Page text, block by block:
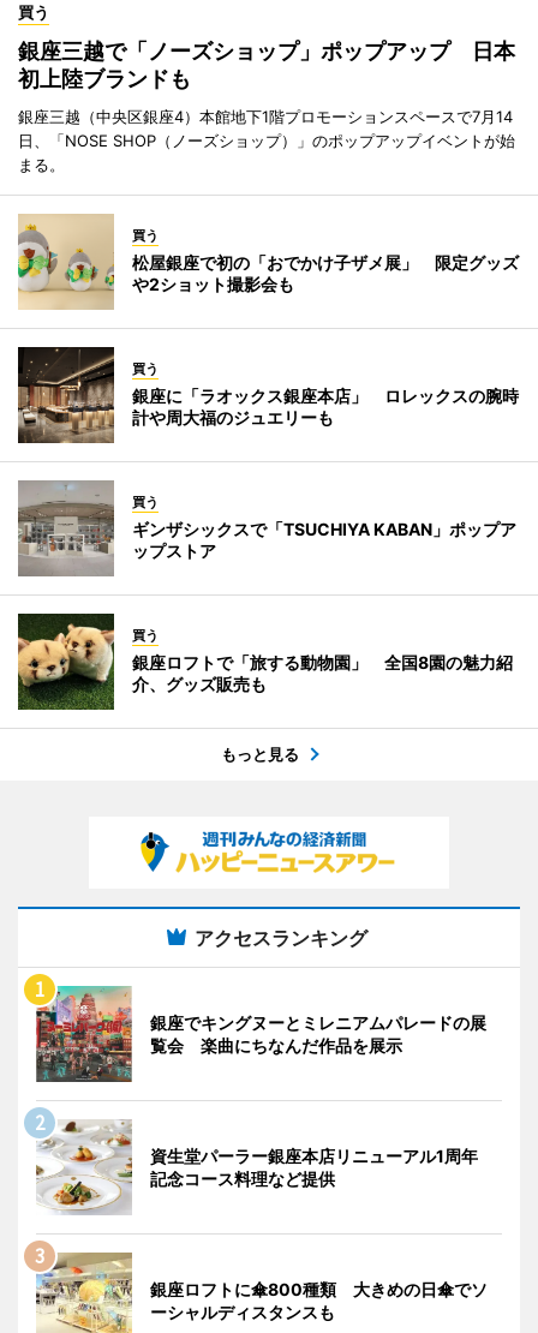
買う
銀座三越で「ノーズショップ」ポップアップ 日本
初上陸ブランドも
銀座三越（中央区銀座4）本館地下1階プロモーションスペースで7月14
日、「NOSE SHOP（ノーズショップ）」のポップアップイベントが始
まる。
買う
松屋銀座で初の「おでかけ子ザメ展」 限定グッズ
や2ショット撮影会も
買う
銀座に「ラオックス銀座本店」 ロレックスの腕時
計や周大福のジュエリーも
買う
ギンザシックスで「TSUCHIYA KABAN」ポップア
ップストア
買う
銀座ロフトで「旅する動物園」 全国8園の魅力紹
介、グッズ販売も
もっと見る
アクセスランキング
銀座でキングヌーとミレニアムパレードの展
覧会 楽曲にちなんだ作品を展示
資生堂パーラー銀座本店リニューアル1周年
記念コース料理など提供
銀座ロフトに傘800種類 大きめの日傘でソ
ーシャルディスタンスも